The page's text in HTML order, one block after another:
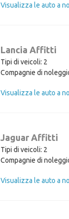
Visualizza le auto a
Lancia Affitti
Tipi di veicoli: 2
Compagnie di
Visualizza le auto a
Jaguar Affitti
Tipi di veicoli: 2
Compagnie di
Visualizza le auto a